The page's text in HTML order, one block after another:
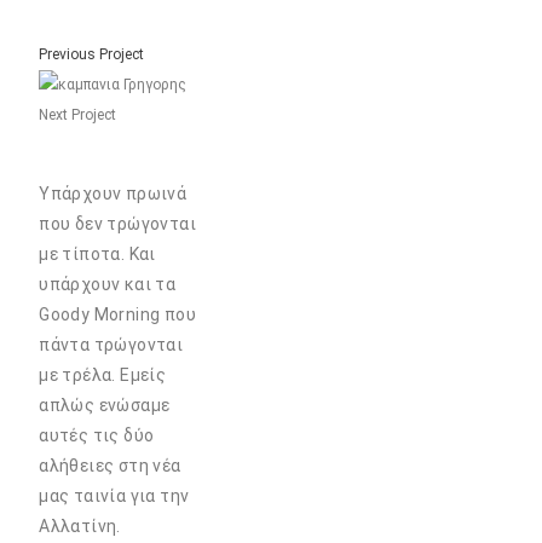
Previous Project
Next Project
Υπάρχουν πρωινά
που δεν τρώγονται
με τίποτα. Και
υπάρχουν και τα
Goody Morning που
πάντα τρώγονται
με τρέλα. Εμείς
απλώς ενώσαμε
αυτές τις δύο
αλήθειες στη νέα
μας ταινία για την
Αλλατίνη.